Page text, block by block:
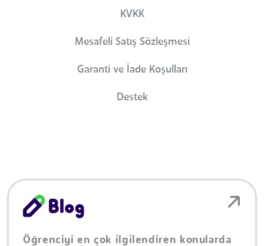
KVKK
Mesafeli Satış Sözleşmesi
Garanti ve İade Koşulları
Destek
Öğrenciyi en çok ilgilendiren konularda